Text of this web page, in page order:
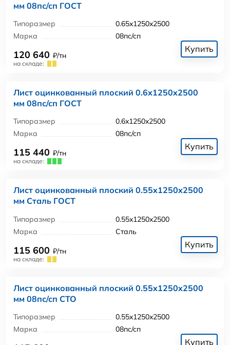
мм 08пс/сп ГОСТ
Типоразмер
0.65x1250x2500
Марка
08пс/сп
120 640 ₽/тн
на складе:
Купить
Лист оцинкованный плоский 0.6x1250x2500
мм 08пс/сп ГОСТ
Типоразмер
0.6x1250x2500
Марка
08пс/сп
115 440 ₽/тн
на складе:
Купить
Лист оцинкованный плоский 0.55x1250x2500
мм Сталь ГОСТ
Типоразмер
0.55x1250x2500
Марка
Сталь
115 600 ₽/тн
на складе:
Купить
Лист оцинкованный плоский 0.55x1250x2500
мм 08пс/сп СТО
Типоразмер
0.55x1250x2500
Марка
08пс/сп
Купить